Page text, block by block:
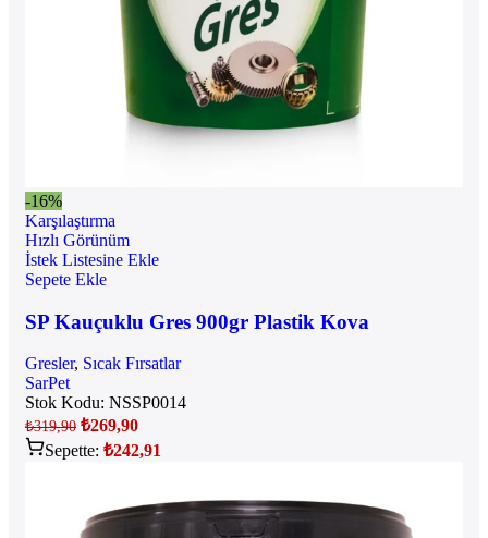
-16%
Karşılaştırma
Hızlı Görünüm
İstek Listesine Ekle
Sepete Ekle
SP Kauçuklu Gres 900gr Plastik Kova
Gresler, Sıcak Fırsatlar
SarPet
Stok Kodu: NSSP0014
₺319,90 ₺269,90
Sepette: ₺242,91